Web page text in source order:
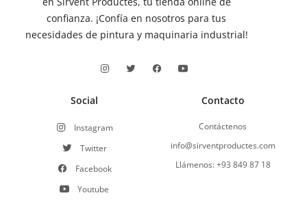
confianza. ¡Confía en nosotros para tus
necesidades de pintura y maquinaria industrial!
Social
Instagram
Twitter
Facebook
Youtube
Contacto
Contáctenos
info@sirventproductes.com
Llámenos: +93 849 87 18